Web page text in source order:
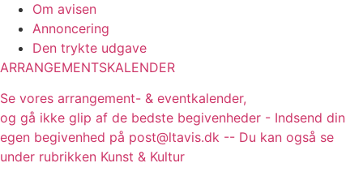
Om avisen
Annoncering
Den trykte udgave
ARRANGEMENTSKALENDER
Se vores arrangement- & eventkalender,
og gå ikke glip af de bedste begivenheder - Indsend din
egen begivenhed på post@ltavis.dk -- Du kan også se
under rubrikken Kunst & Kultur